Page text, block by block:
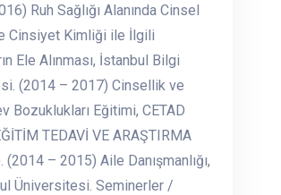
Ruh Sağlığı Alanında Cinsel
Cinsiyet Kimliği ile İlgili
Ele Alınması, İstanbul Bilgi
(2014 – 2017) Cinsellik ve
Bozuklukları Eğitimi, CETAD
TEDAVİ VE ARAŞTIRMA
(2014 – 2015) Aile Danışmanlığı,
Üniversitesi. Seminerler /